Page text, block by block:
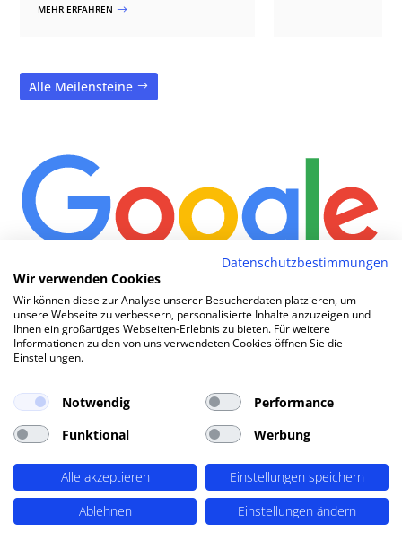
MEHR ERFAHREN $
Alle Meilensteine
Wie komm|
TOP SEO DURCH DYNAMISCHE INHALTE
SEO-Agentur Schwedt (Oder) ?
PERIMETRIK®!
PERIMETRIK® hat eine besonders erfolgreiche SEO
Methode entwickelt, die alle wesentlichen Bereiche
abdeckt: Recherche und Konzeption, technische
Datenschutzbestimmungen
Wir verwenden Cookies
Wir können diese zur Analyse unserer Besucherdaten platzieren, um
unsere Webseite zu verbessern, personalisierte Inhalte anzuzeigen und
Ihnen ein großartiges Webseiten-Erlebnis zu bieten. Für weitere
Informationen zu den von uns verwendeten Cookies öffnen Sie die
Einstellungen.
Notwendig
Performance
Funktional
Werbung
Alle akzeptieren
Einstellungen speichern
Ablehnen
Einstellungen ändern